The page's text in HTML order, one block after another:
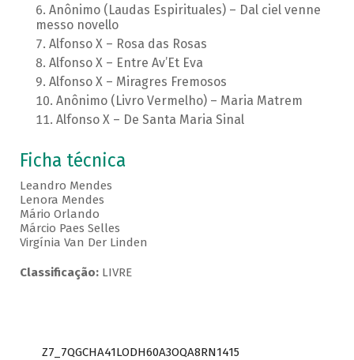
Anônimo (Laudas Espirituales) – Dal ciel venne
messo novello
Alfonso X – Rosa das Rosas
Alfonso X – Entre Av’Et Eva
Alfonso X – Miragres Fremosos
Anônimo (Livro Vermelho) – Maria Matrem
Alfonso X – De Santa Maria Sinal
Ficha técnica
Leandro Mendes
Lenora Mendes
Mário Orlando
Márcio Paes Selles
Virgínia Van Der Linden
Classificação:LIVRE
Z7_7QGCHA41LODH60A3OQA8RN1415